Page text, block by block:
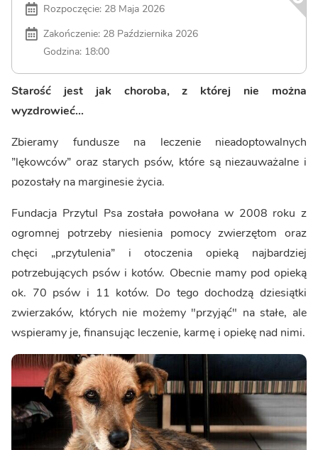
Rozpoczęcie: 28 Maja 2026
Zakończenie: 28 Października 2026
Godzina: 18:00
Starość jest jak choroba, z której nie można
wyzdrowieć...
Zbieramy fundusze na leczenie nieadoptowalnych
”lękowców” oraz starych psów, które są niezauważalne i
pozostały na marginesie życia.
Fundacja Przytul Psa została powołana w 2008 roku z
ogromnej potrzeby niesienia pomocy zwierzętom oraz
chęci „przytulenia” i otoczenia opieką najbardziej
potrzebujących psów i kotów. Obecnie mamy pod opieką
ok. 70 psów i 11 kotów. Do tego dochodzą dziesiątki
zwierzaków, których nie możemy "przyjąć" na stałe, ale
wspieramy je, finansując leczenie, karmę i opiekę nad nimi.